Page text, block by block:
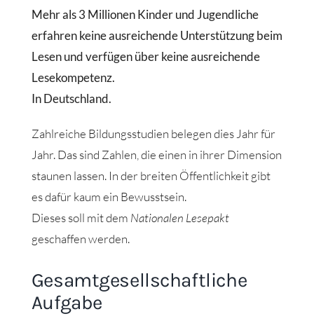
Mehr als 3 Millionen Kinder und Jugendliche
erfahren keine ausreichende Unterstützung beim
Lesen und verfügen über keine ausreichende
Lesekompetenz.
In Deutschland.
Zahlreiche Bildungsstudien belegen dies Jahr für
Jahr. Das sind Zahlen, die einen in ihrer Dimension
staunen lassen. In der breiten Öffentlichkeit gibt
es dafür kaum ein Bewusstsein.
Dieses soll mit dem Nationalen Lesepakt
geschaffen werden.
Gesamtgesellschaftliche
Aufgabe